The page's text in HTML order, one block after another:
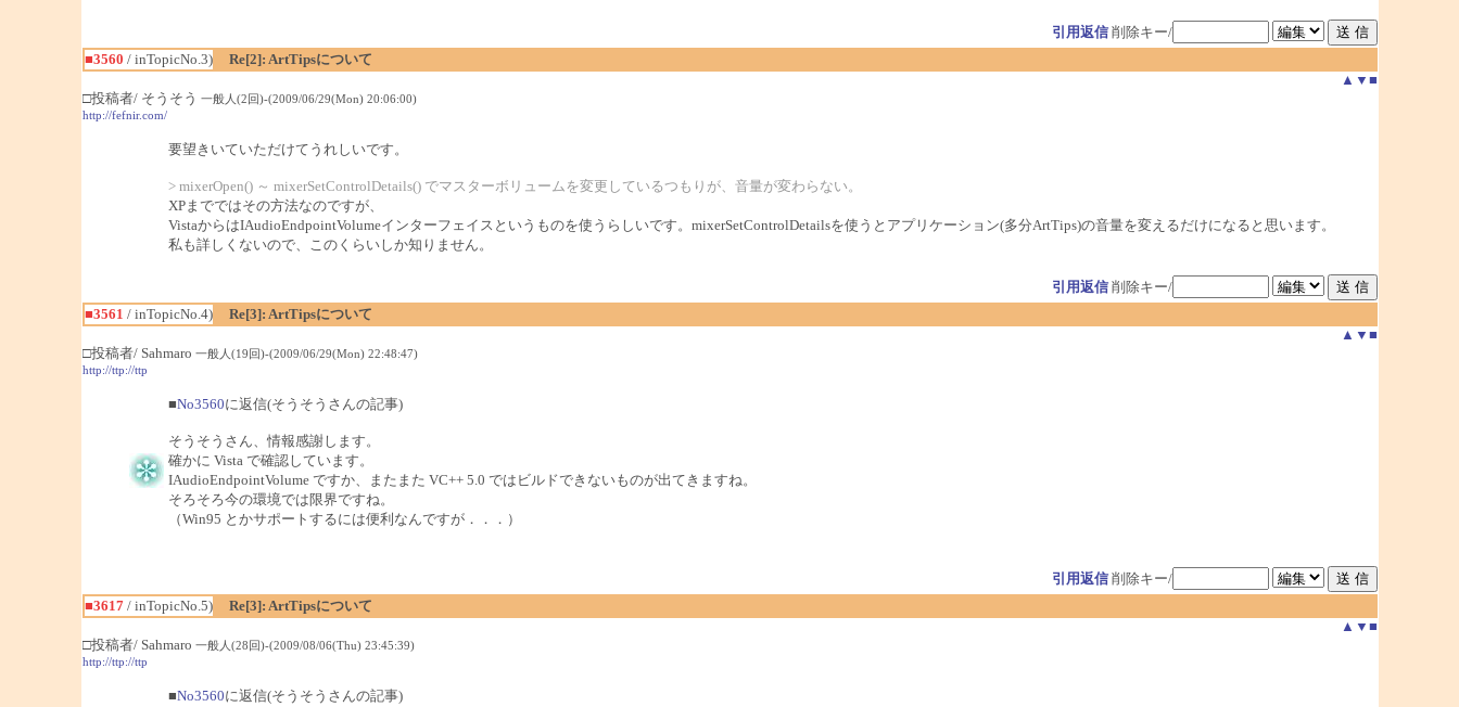
引用返信 削除キー/
■3560 / inTopicNo.3)
Re[2]: ArtTipsについて
▲ ▼ ■
□投稿者/ そうそう 一般人(2回)-(2009/06/29(Mon) 20:06:00)
http://fefnir.com/
要望きいていただけてうれしいです。
> mixerOpen() ～ mixerSetControlDetails() でマスターボリュームを変更しているつもりが、音量が変わらない。
XPまでではその方法なのですが、
VistaからはIAudioEndpointVolumeインターフェイスというものを使うらしいです。mixerSetControlDetailsを使うとアプリケーション(多分ArtTips)の音量を変えるだけになると思います。
私も詳しくないので、このくらいしか知りません。
引用返信 削除キー/
■3561 / inTopicNo.4)
Re[3]: ArtTipsについて
▲ ▼ ■
□投稿者/ Sahmaro 一般人(19回)-(2009/06/29(Mon) 22:48:47)
http://ttp://ttp
■No3560に返信(そうそうさんの記事)
そうそうさん、情報感謝します。
確かに Vista で確認しています。
IAudioEndpointVolume ですか、またまた VC++ 5.0 ではビルドできないものが出てきますね。
そろそろ今の環境では限界ですね。
（Win95 とかサポートするには便利なんですが．．．）
引用返信 削除キー/
■3617/ inTopicNo.5)
Re[3]: ArtTipsについて
▲ ▼ ■
□投稿者/ Sahmaro 一般人(28回)-(2009/08/06(Thu) 23:45:39)
http://ttp://ttp
■No3560に返信(そうそうさんの記事)